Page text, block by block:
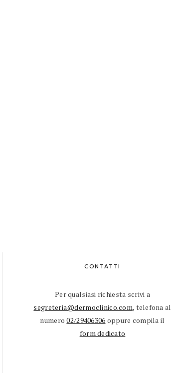
CONTATTI
Per qualsiasi richiesta scrivi a
segreteria@dermoclinico.com, telefona al
numero02/29406306 oppure compila il
form dedicato